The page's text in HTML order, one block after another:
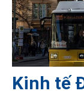
Kinh tế